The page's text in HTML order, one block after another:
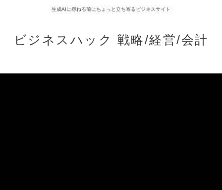
生成AIに尋ねる前にちょっと立ち寄るビジネスサイト
ビジネスハック 戦略/経営/会計